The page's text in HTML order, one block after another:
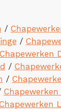
/
/
Chapewerken
/
/